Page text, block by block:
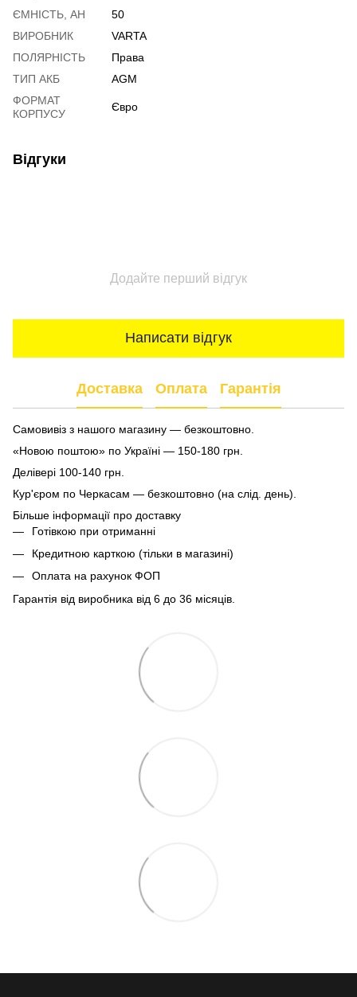
ЄМНІСТЬ, АН
50
ВИРОБНИК
VARTA
ПОЛЯРНІСТЬ
Права
ТИП АКБ
AGM
ФОРМАТ
КОРПУСУ
Євро
Відгуки
Додайте перший відгук
Написати відгук
Доставка Оплата Гарантія
Самовивіз з нашого магазину — безкоштовно.
«Новою поштою» по Україні — 150-180 грн.
Делівері 100-140 грн.
Кур'єром по Черкасам — безкоштовно (на слід. день).
Більше інформації про доставку
Готівкою при отриманні
Кредитною карткою (тільки в магазині)
Оплата на рахунок ФОП
Гарантія від виробника від 6 до 36 місяців.